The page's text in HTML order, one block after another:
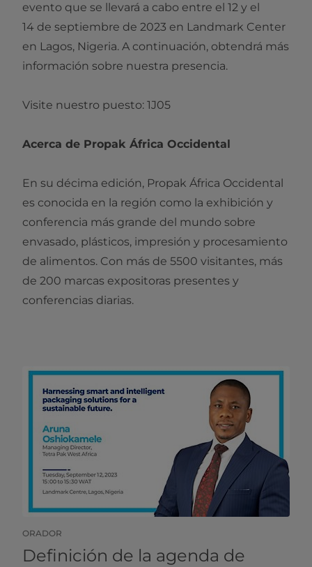
evento que se llevará a cabo entre el 12 y el
14 de septiembre de 2023 en Landmark Center
en Lagos, Nigeria. A continuación, obtendrá más
información sobre nuestra presencia.
Visite nuestro puesto: 1J05
Acerca de Propak África Occidental
En su décima edición, Propak África Occidental
es conocida en la región como la exhibición y
conferencia más grande del mundo sobre
envasado, plásticos, impresión y procesamiento
de alimentos. Con más de 5500 visitantes, más
de 200 marcas expositoras presentes y
conferencias diarias.
ORADOR
Definición de la agenda de